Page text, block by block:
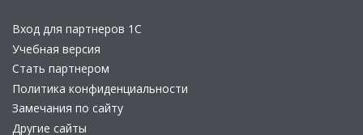
Вход для партнеров 1С
Учебная версия
Стать партнером
Политика конфиденциальности
Замечания по сайту
Другие сайты